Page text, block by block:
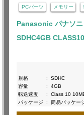
PCパーツ メモリー
Panasonic パナソニ
SDHC4GB
規格
:
SDHC
容量
:
4GB
転送速度
:
Class 10
パッケージ
: 簡易パッケー